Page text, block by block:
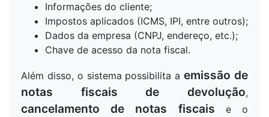
Informações do cliente;
Impostos aplicados (ICMS, IPI, entre outros);
Dados da empresa (CNPJ, endereço, etc.);
Chave de acesso da nota fiscal.
Além disso, o sistema possibilita aemissão de
notas fiscais de devolução,
cancelamento de notas fiscais e o